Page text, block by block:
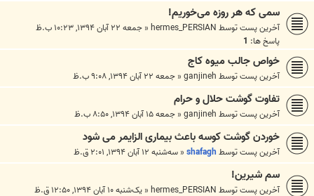
سمی که هر روزه می‌خوریم!
آخرین پست توسطhermes_PERSIAN
« جمعه ۲۲ آبان ۱۳۹۴, ۱۰:۲۳ ب.ظ
پاسخ ها: 1
خواص جالب میوه كاج
آخرین پست توسطganjineh
« جمعه ۲۲ آبان ۱۳۹۴, ۹:۰۸ ب.ظ
تفاوت گوشت حلال و حرام
آخرین پست توسطganjineh
« جمعه ۱۵ آبان ۱۳۹۴, ۸:۵۰ ب.ظ
خوردن گوشت کوسه باعث بیماری الزایمر می شود
آخرین پست توسطshafagh
« سه‌شنبه ۱۲ آبان ۱۳۹۴, ۲:۰۱ ق.ظ
سم شیرین!
آخرین پست توسطhermes_PERSIAN
« یک‌شنبه ۱۰ آبان ۱۳۹۴, ۱۲:۵۰ ق.ظ